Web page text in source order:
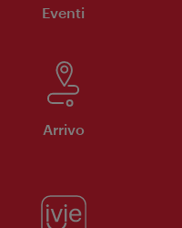
Eventi
Arrivo